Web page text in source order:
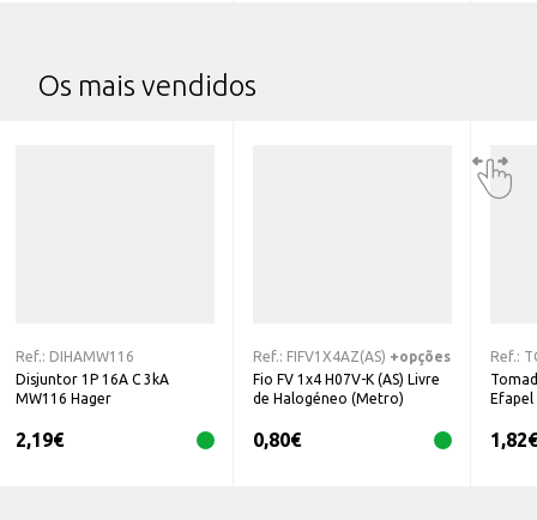
Os mais vendidos
Ref.: DIHAMW116
Disjuntor 1P 16A C 3kA
MW116 Hager
2,19€
Ref.: FIFV1X4AZ(AS) +opções
Fio FV 1x4 H07V-K (AS) Livre
de Halogéneo (Metro)
0,80€
Ref.:
Efapel
1,82€